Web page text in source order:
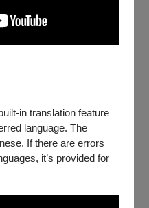
in translation feature
language. The
If there are errors
it’s provided for
利於 2024 年成立。工作室
經驗，關注創作者在作品從
缺乏穩定而完整的製作支
伴藝術家逐步梳理創作概
製作，並成為創作者與觀眾
減損其獨創性與藝術價值的
經驗的建立，透過製作與行
眾之間的距離，讓作品不僅
世代觀眾共享、共感的現場